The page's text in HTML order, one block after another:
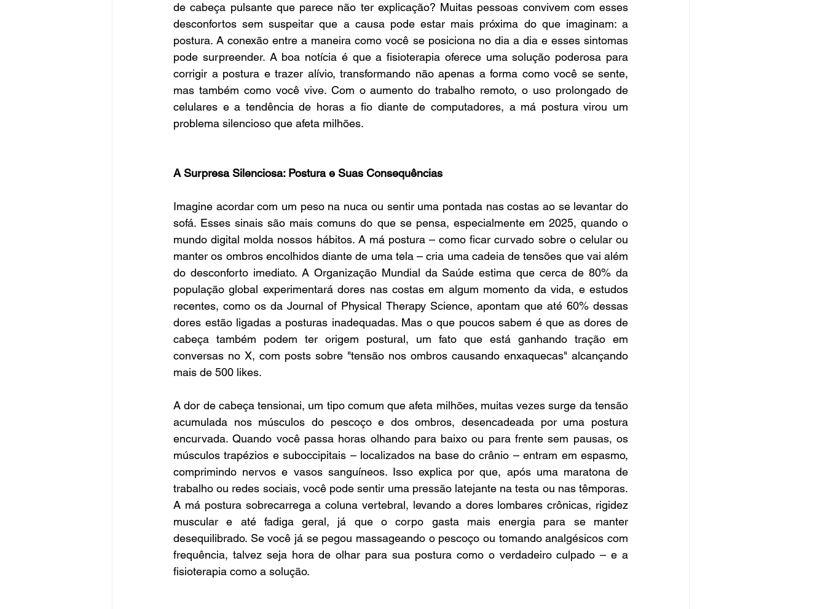
de cabeça pulsante que parece não ter explicação? Muitas pessoas convivem com esses
desconfortos sem suspeitar que a causa pode estar mais próxima do que imaginam: a
postura. A conexão entre a maneira como você se posiciona no dia a dia e esses sintomas
pode surpreender. A boa notícia é que a fisioterapia oferece uma solução poderosa para
corrigir a postura e trazer alívio, transformando não apenas a forma como você se sente,
mas também como você vive. Com o aumento do trabalho remoto, o uso prolongado de
celulares e a tendência de horas a fio diante de computadores, a má postura virou um
problema silencioso que afeta milhões.
A Surpresa Silenciosa: Postura e Suas Consequências
Imagine acordar com um peso na nuca ou sentir uma pontada nas costas ao se levantar do
sofá. Esses sinais são mais comuns do que se pensa, especialmente em 2025, quando o
mundo digital molda nossos hábitos. A má postura – como ficar curvado sobre o celular ou
manter os ombros encolhidos diante de uma tela – cria uma cadeia de tensões que vai além
do desconforto imediato. A Organização Mundial da Saúde estima que cerca de 80% da
população global experimentará dores nas costas em algum momento da vida, e estudos
recentes, como os da Journal of Physical Therapy Science, apontam que até 60% dessas
dores estão ligadas a posturas inadequadas. Mas o que poucos sabem é que as dores de
cabeça também podem ter origem postural, um fato que está ganhando tração em
conversas no X, com posts sobre "tensão nos ombros causando enxaquecas" alcançando
mais de 500 likes.
A dor de cabeça tensionai, um tipo comum que afeta milhões, muitas vezes surge da tensão
acumulada nos músculos do pescoço e dos ombros, desencadeada por uma postura
encurvada. Quando você passa horas olhando para baixo ou para frente sem pausas, os
músculos trapézios e suboccipitais – localizados na base do crânio – entram em espasmo,
comprimindo nervos e vasos sanguíneos. Isso explica por que, após uma maratona de
trabalho ou redes sociais, você pode sentir uma pressão latejante na testa ou nas têmporas.
A má postura sobrecarrega a coluna vertebral, levando a dores lombares crônicas, rigidez
muscular e até fadiga geral, já que o corpo gasta mais energia para se manter
desequilibrado. Se você já se pegou massageando o pescoço ou tomando analgésicos com
frequência, talvez seja hora de olhar para sua postura como o verdadeiro culpado – e a
fisioterapia como a solução.